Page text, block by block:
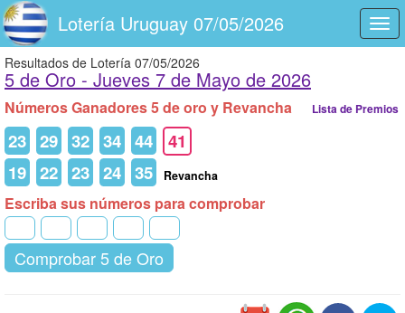
Lotería Uruguay 07/05/2026
Resultados de Lotería 07/05/2026
5 de Oro - Jueves 7 de Mayo de 2026
Números Ganadores 5 de oro y Revancha Lista de Premios
23 29 32 34 44
41
19 22 23 24 35 Revancha
Escriba sus números para comprobar
Comprobar 5 de Oro